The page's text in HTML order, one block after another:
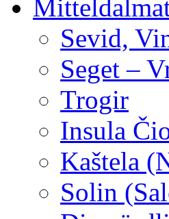
Sevid,
Seget –
Trogir
Insula
Kaštela
Solin